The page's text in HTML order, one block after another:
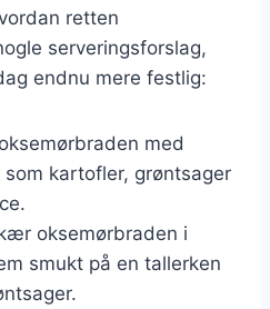
retten
serveringsforslag,
endnu mere festlig:
med
kartofler, grøntsager
oksemørbraden i
smukt på en tallerken